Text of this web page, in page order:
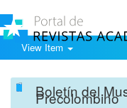
View Item
Boletín del
Precolombino